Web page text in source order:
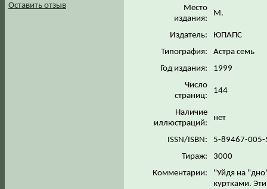
Оставить отзыв
Место
издания:
М.
Издатель:
ЮПАПС
Типография:
Астра семь
Год издания:
1999
Число
страниц:
144
Наличие
иллюстраций:
нет
ISSN/ISBN:
5-89467-
Тираж:
3000
Комментарии:
"Уйдя на
куртками.